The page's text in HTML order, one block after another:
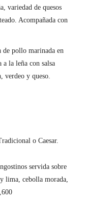
variedad de quesos
Acompañada con
pollo marinada en
a la leña con salsa
verdeo y queso.
o Caesar.
servida sobre
lima, cebolla morada,